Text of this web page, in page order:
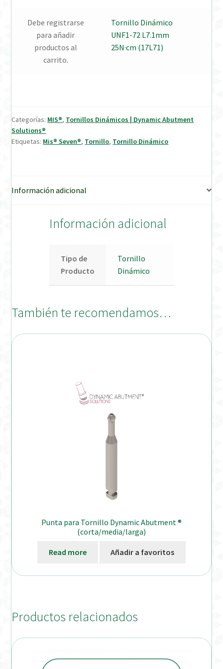
Verification Required
Welcome to DELTA Abutments | Tienda Online!
Debe registrarse
para añadir
productos al
carrito.
Tornillo Dinámico
UNF1-72 L7.1mm
25N·cm (17L71)
Categorías: MIS®, Tornillos Dinámicos | Dynamic Abutment
Solutions®
Etiquetas: Mis® Seven®, Tornillo, Tornillo Dinámico
Información adicional
Información adicional
Tipo de
Producto
Tornillo
Dinámico
También te recomendamos…
Punta para Tornillo Dynamic Abutment ®
(corta/media/larga)
Read more Añadir a favoritos
Productos relacionados